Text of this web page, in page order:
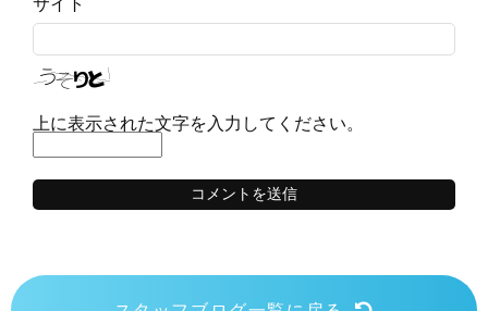
上に表示された文字を入力してください。